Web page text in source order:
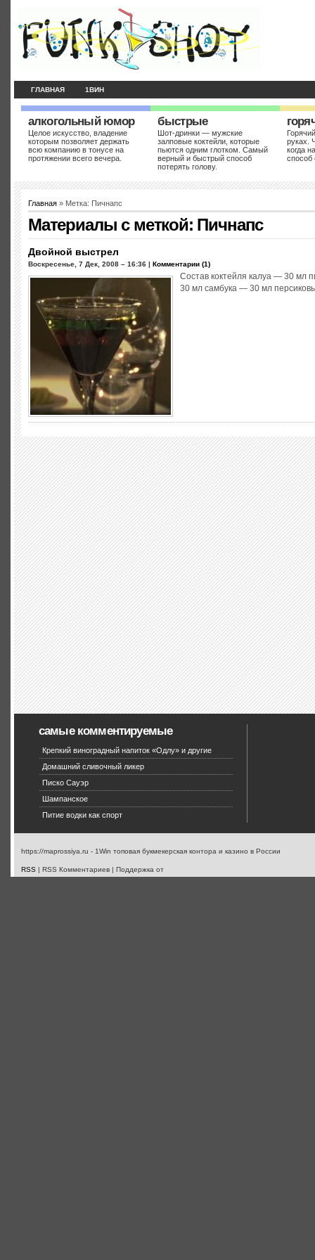
ГЛАВНАЯ 1ВИН
алкогольный юмор
Целое искусство, владение
которым позволяет держать
всю компанию в тонусе на
протяжении всего вечера.
быстрые
Шот-дринки — мужские
залповые коктейли, которые
пьются одним глотком. Самый
верный и быстрый способ
потерять голову.
руках.
когда
способ
Главная » Метка: Пичнапс
Материалы с меткой: Пичнапс
Двойной выстрел
Воскресенье, 7 Дек, 2008 – 16:36 | Комментарии (1)
Состав коктейля калуа — 30 мл
30 мл самбука — 30 мл
самые комментируемые
Крепкий виноградный напиток «Одлу» и другие
Домашний сливочный ликер
Писко Сауэр
Шампанское
Питие водки как спорт
https://maprossiya.ru - 1Win топовая букмекерская контора и казино в России
RSS | RSS Комментариев | Поддержка от